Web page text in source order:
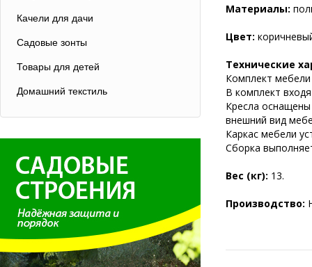
Качели для дачи
Садовые зонты
Товары для детей
Домашний текстиль
Материалы:
Цвет:
Технические
Комплект
В комплект
Кресла
внешний вид
Каркас мебели
Сборка
Вес (кг): 13.
Производство: